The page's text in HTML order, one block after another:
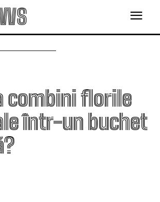
combini florile
într-un buchet